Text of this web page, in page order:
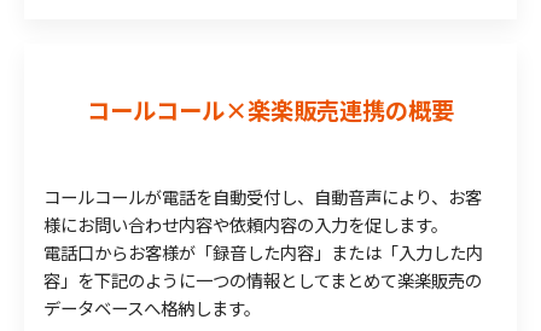
コールコール×楽楽販売連携の概要
コールコールが電話を自動受付し、自動音声により、お客
様にお問い合わせ内容や依頼内容の入力を促します。
電話口からお客様が「録音した内容」または「入力した内
容」を下記のように一つの情報としてまとめて楽楽販売の
データベースへ格納します。